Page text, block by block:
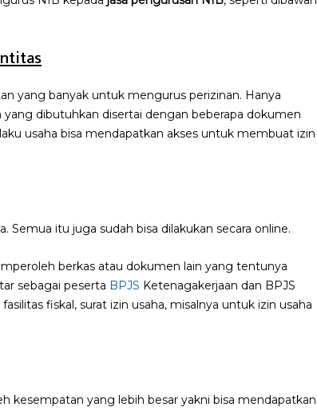
yang banyak untuk mengurus perizinan. Hanya
dibutuhkan disertai dengan beberapa dokumen
usaha bisa mendapatkan akses untuk membuat izin
itu juga sudah bisa dilakukan secara online.
berkas atau dokumen lain yang tentunya
sebagai peserta BPJS Ketenagakerjaan dan BPJS
fiskal, surat izin usaha, misalnya untuk izin usaha
kesempatan yang lebih besar yakni bisa mendapatkan